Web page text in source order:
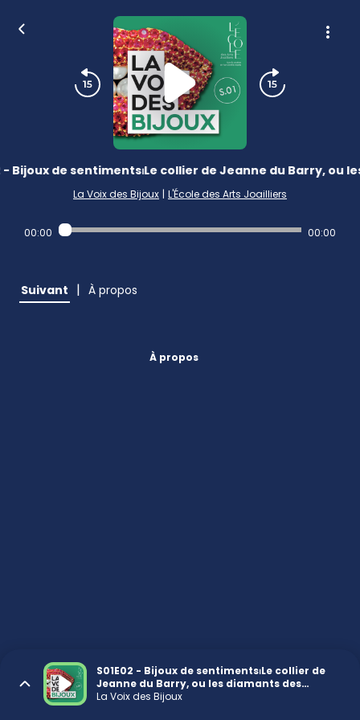
- Bijoux de sentiments⏐Le collier de Jeanne du Barry, ou
La Voix des Bijoux | L'École des Arts Joailliers
00:00 00:00
Suivant | À propos
À propos
S01E02 - Bijoux de sentiments⏐Le collier de
Jeanne du Barry, ou les diamants des
courtisanes
La Voix des Bijoux